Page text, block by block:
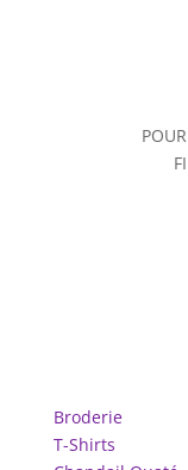
Broderie
T-Shirts